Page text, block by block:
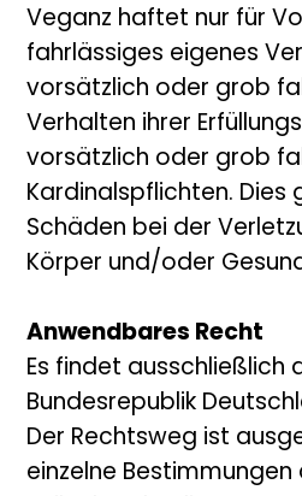
Veganz haftet nur für
fahrlässiges eigenes
vorsätzlich oder grob
Verhalten ihrer
vorsätzlich oder grob
Kardinalspflichten. Dies
Schäden bei der
Körper und/oder
Anwendbares Recht
Es findet ausschließlich
Bundesrepublik
Der Rechtsweg ist
einzelne Bestimmungen